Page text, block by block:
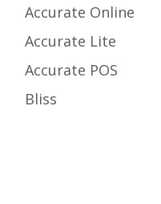
Accurate Online
Accurate Lite
Accurate POS
Bliss